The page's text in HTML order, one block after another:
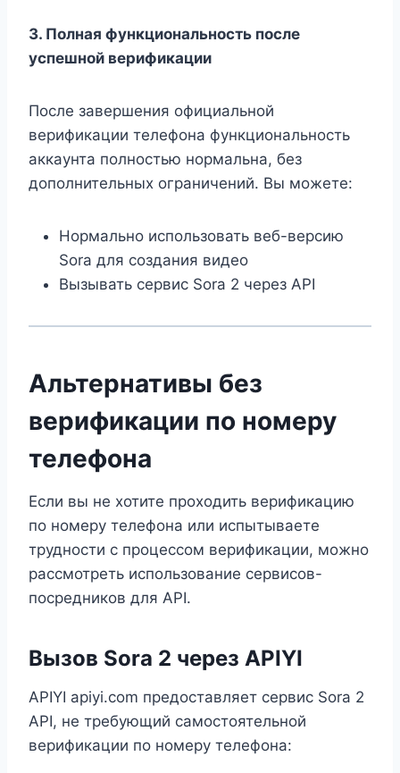
3. Полная функциональность после
успешной верификации
После завершения официальной
верификации телефона функциональность
аккаунта полностью нормальна, без
дополнительных ограничений. Вы можете:
Нормально использовать веб-версию
Sora для создания видео
Вызывать сервис Sora 2 через API
Альтернативы без
верификации по номеру
телефона
Если вы не хотите проходить верификацию
по номеру телефона или испытываете
трудности с процессом верификации, можно
рассмотреть использование сервисов-
посредников для API.
Вызов Sora 2 через APIYI
APIYI apiyi.com предоставляет сервис Sora 2
API, не требующий самостоятельной
верификации по номеру телефона: